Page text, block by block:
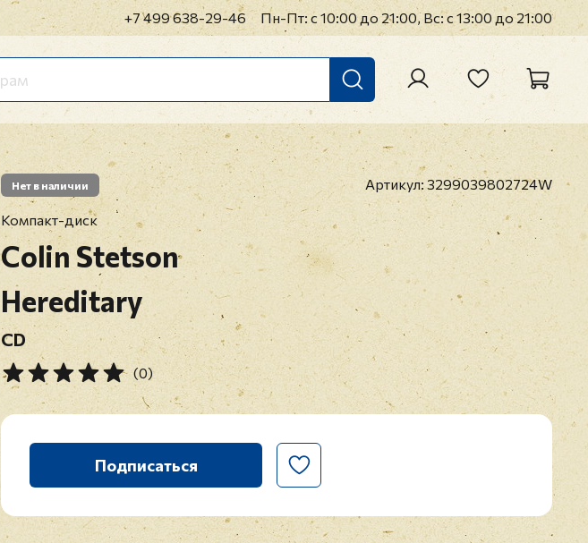
+7 499 638-29-46 Пн-Пт: с 10:00 до 21:00, Вс: с 13:00 до 21:00
Нет в наличии Артикул: 3299039802724W
Компакт-диск
Colin Stetson
Hereditary
CD
(0)
Подписаться